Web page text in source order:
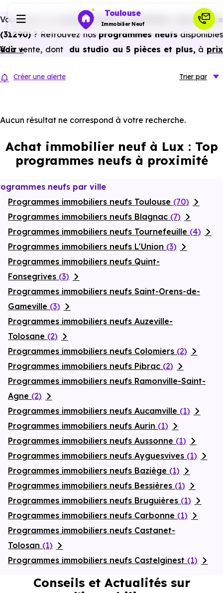
Toulouse
Immobilier Neuf
Investir
Actualités
Ressources
Financer
Vous avez un
projet d’achat immobilier neuf à Lux
(31290) ? Retrouvez nos programmes neufs disponibles
à la vente, dont
du studio au 5 pièces et plus, à prix
avantages du neuf :PTZ, TVA réduitedans certains cas,
énergétiques, garanties constructeur, etc.
Voir +
Créer une alerte Trier par
Aucun résultat ne correspond à votre recherche.
Achat immobilier neuf à Lux : Top
programmes neufs à proximité
neufs par ville
Programmes immobiliers neufs Toulouse (70)
Programmes immobiliers neufs Blagnac (7)
Programmes immobiliers neufs Tournefeuille (4)
Programmes immobiliers neufs L'Union (3)
Programmes immobiliers neufs Quint-
Fonsegrives (3)
Programmes immobiliers neufs Saint-Orens-de-
Gameville (3)
Programmes immobiliers neufs Auzeville-
Tolosane (2)
Programmes immobiliers neufs Colomiers (2)
Programmes immobiliers neufs Pibrac (2)
Programmes immobiliers neufs Ramonville-Saint-
Agne (2)
Programmes immobiliers neufs Aucamville (1)
Programmes immobiliers neufs Aurin (1)
Programmes immobiliers neufs Aussonne (1)
Programmes immobiliers neufs Ayguesvives (1)
Programmes immobiliers neufs Baziège (1)
Programmes immobiliers neufs Bessières (1)
Programmes immobiliers neufs Bruguières (1)
Programmes immobiliers neufs Carbonne (1)
Programmes immobiliers neufs Castanet-
Tolosan (1)
Programmes immobiliers neufs Castelginest (1)
Conseils et Actualités sur